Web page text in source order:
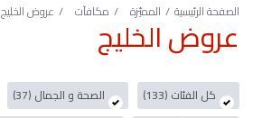
الصفحة الرئيسية المميّزة‬‬‬‬‬‬‬‬‬‬ مكافآت عروض الخليج
عروض الخليج
كل الفئات (133) الصحة و الجمال (37)